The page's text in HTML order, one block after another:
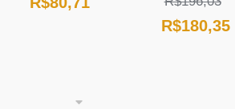
R$87,73.
O
R$180,35O